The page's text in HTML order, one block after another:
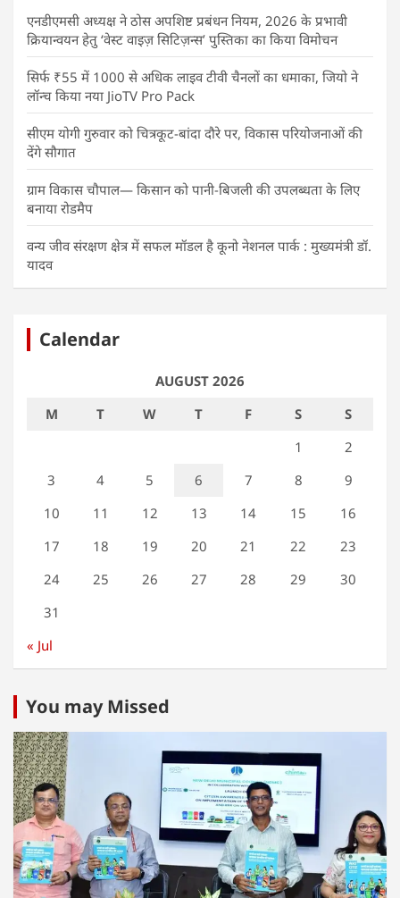
एनडीएमसी अध्यक्ष ने ठोस अपशिष्ट प्रबंधन नियम, 2026 के प्रभावी
क्रियान्वयन हेतु ‘वेस्ट वाइज़ सिटिज़न्स’ पुस्तिका का किया विमोचन
सिर्फ ₹55 में 1000 से अधिक लाइव टीवी चैनलों का धमाका, जियो ने
लॉन्च किया नया JioTV Pro Pack
सीएम योगी गुरुवार को चित्रकूट-बांदा दौरे पर, विकास परियोजनाओं की
देंगे सौगात
ग्राम विकास चौपाल— किसान को पानी-बिजली की उपलब्धता के लिए
बनाया रोडमैप
वन्य जीव संरक्षण क्षेत्र में सफल मॉडल है कूनो नेशनल पार्क : मुख्यमंत्री डॉ.
यादव
Calendar
AUGUST 2026
M
T W T F S
S
1
2
3
4 5 6 7 8
9
10
11 12 13 14 15
16
17
18 19 20 21 22
23
24
25 26 27 28 29
30
31
« Jul
You may Missed